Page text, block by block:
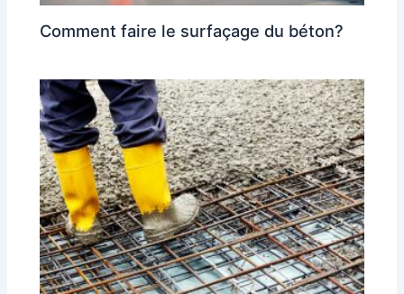
Comment faire le surfaçage du béton?